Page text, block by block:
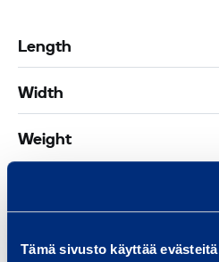
Tämä sivusto käyttää evästeitä
1
o
a
k
3
n
Length
Width
Weight
Similar products